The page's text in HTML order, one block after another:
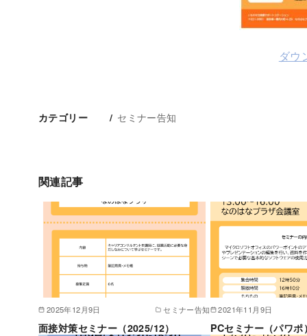
ダウ
カテゴリー セミナー告知
関連記事
2025年12月9日 セミナー告知
面接対策セミナー（2025/12）
2021年11月9日
PCセミナー（パワポ